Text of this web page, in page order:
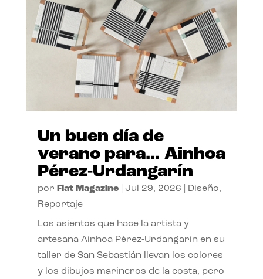
Un buen día de
verano para… Ainhoa
Pérez-Urdangarín
por Flat Magazine| Jul 29, 2026 Diseño,
Reportaje
Los asientos que hace la artista y
artesana Ainhoa Pérez-Urdangarín en su
taller de San Sebastián llevan los colores
y los dibujos marineros de la costa, pero